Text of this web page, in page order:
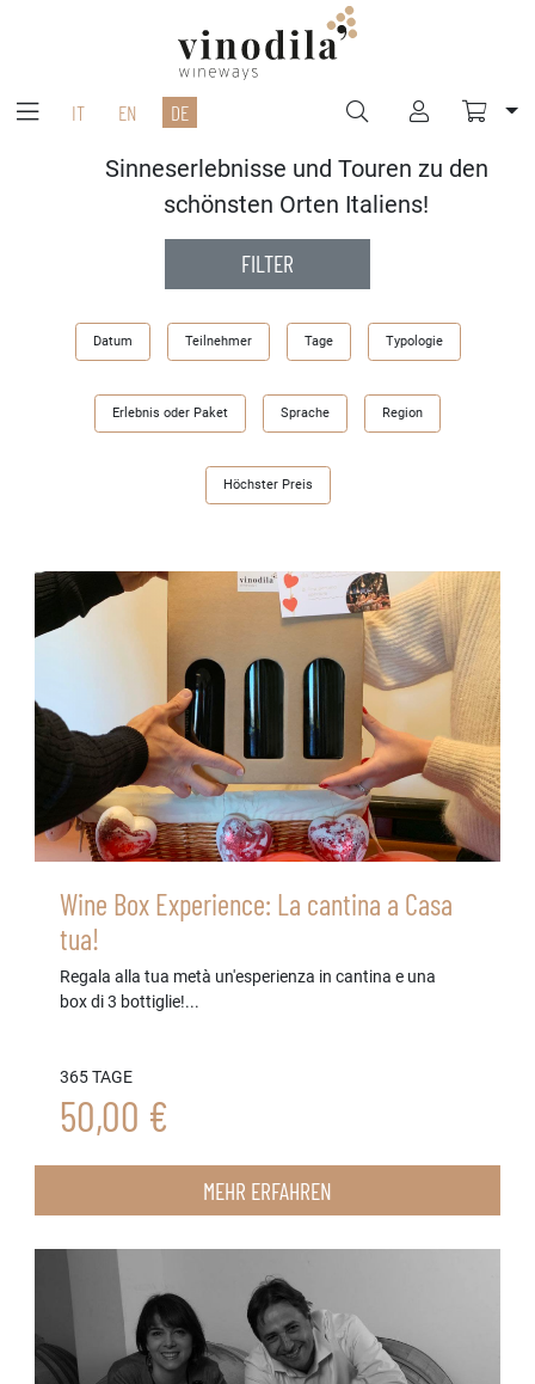
IT EN DE
Sinneserlebnisse und Touren zu den
schönsten Orten Italiens!
FILTER
Datum Teilnehmer Tage Typologie
Erlebnis oder Paket Sprache Region
Höchster Preis
Wine Box Experience: La cantina a Casa
tua!
Regala alla tua metà un'esperienza in cantina e una
box di 3 bottiglie!...
365 TAGE
50,00 €
MEHR ERFAHREN